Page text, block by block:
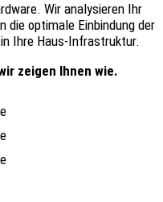
Wir analysieren Ihr
die optimale Einbindung der
Ihre Haus-Infrastruktur.
zeigen Ihnen wie.